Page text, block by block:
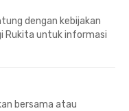
dengan kebijakan
Rukita untuk informasi
bersama atau